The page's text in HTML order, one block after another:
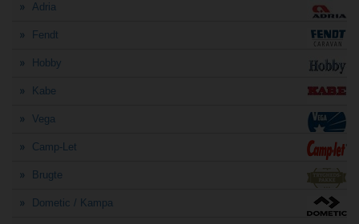
Adria
Fendt
Hobby
Kabe
Vega
Camp-Let
Brugte
Dometic / Kampa